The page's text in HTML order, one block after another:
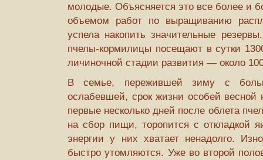
молодые. Объясняется это все более и
объемом работ по выращиванию
успела накопить значительные
пчелы-кормилицы посещают в сутки
личиночной стадии развития — около
В семье, пережившей зиму с
ослабевшей, срок жизни особей весной
первые несколько дней после облета
на сбор пищи, торопится с откладкой
энергии у них хватает ненадолго.
быстро утомляются. Уже во второй